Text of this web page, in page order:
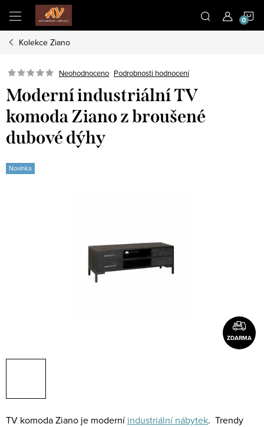
obsah
Kolekce Ziano
Neohodnoceno Podrobnosti hodnocení
Moderní industriální TV
komoda Ziano z broušené
dubové dýhy
Novinka
ZDARMA
TV komoda Ziano je moderníindustriální nábytek. Trendy